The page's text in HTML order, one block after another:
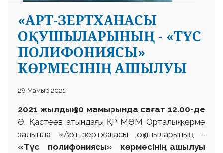
«АРТ-ЗЕРТХАНАСЫ
ОҚУШЫЛАРЫНЫҢ - «ТҮС
ПОЛИФОНИЯСЫ»
КӨРМЕСІНІҢ АШЫЛУЫ
28 Мамыр 2021
2021 жылдың 30 мамырында сағат 12.00-де
Ә. Қастеев атындағы ҚР МӨМ Орталық көрме
залында «Арт-зертханасы оқушыларының -
«Түс полифониясы» көрмесінің ашылуы